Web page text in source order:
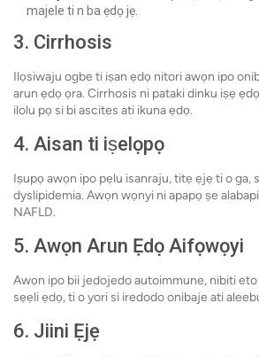
majele ti n ba ẹdọ jẹ.
3. Cirrhosis
Ilọsiwaju ogbe ti iṣan ẹdọ nitori awọn ipo
arun ẹdọ ọra. Cirrhosis ni pataki dinku iṣẹ
ilolu pọ si bi ascites ati ikuna ẹdọ.
4. Aisan ti iṣelọpọ
Iṣupọ awọn ipo pẹlu isanraju, titẹ ẹjẹ ti o ga,
dyslipidemia. Awọn wọnyi ni apapọ ṣe
NAFLD.
5. Awọn Arun Ẹdọ Aifọwọyi
Awọn ipo bii jedojedo autoimmune, nibiti eto
sẹẹli ẹdọ, ti o yori si iredodo onibaje ati
6. Jiini Ẹjẹ